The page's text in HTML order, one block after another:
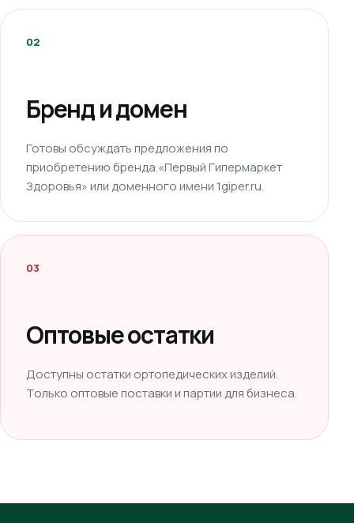
02
Бренд и домен
Готовы обсуждать предложения по
приобретению бренда «Первый Гипермаркет
Здоровья» или доменного имени 1giper.ru.
03
Оптовые остатки
Доступны остатки ортопедических изделий.
Только оптовые поставки и партии для бизнеса.